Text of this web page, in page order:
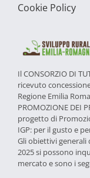
Cookie Policy
Il CONSORZIO DI
ricevuto
Regione Emilia
PROMOZIONE DEI
progetto di
IGP: per il gusto e
Gli obiettivi generali
2025 si possono
mercato e sono i